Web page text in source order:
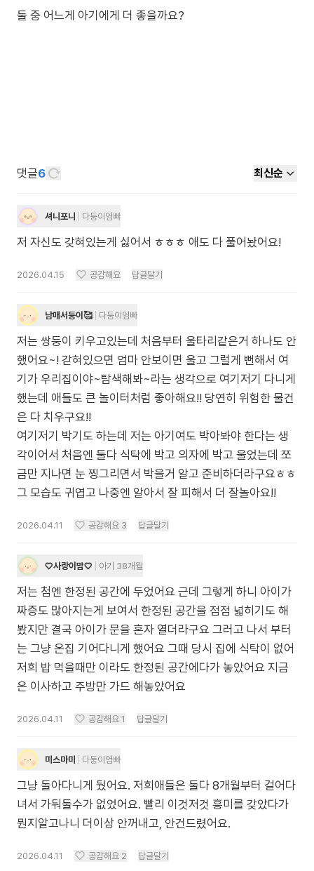
둘 중 어느게 아기에게 더 좋을까요?
댓글6 최신순
셔니포니 다둥이엄빠
저 자신도 갖혀있는게 싫어서 ㅎㅎㅎ 애도 다 풀어놨어요!
2026.04.15 공감해요 답글달기
남매서둥이🥰 다둥이엄빠
저는 쌍둥이 키우고있는데 처음부터 울타리같은거 하나도 안
했어요~! 갇혀있으면 엄마 안보이면 울고 그럴게 뻔해서 여
기가 우리집이야~탐색해봐~라는 생각으로 여기저기 다니게
했는데 애들도 큰 놀이터처럼 좋아해요!! 당연히 위험한 물건
은 다 치우구요!!
여기저기 박기도 하는데 저는 아기여도 박아봐야 한다는 생
각이어서 처음엔 둘다 식탁에 박고 의자에 박고 울었는데 쪼
금만 지나면 눈 찡그리면서 박을거 알고 준비하더라구요ㅎㅎ
그 모습도 귀엽고 나중엔 알아서 잘 피해서 더 잘놀아요!!
2026.04.11 공감해요 3 답글달기
♡사랑이맘♡ 아기 38개월
저는 첨엔 한정된 공간에 두었어요 근데 그렇게 하니 아이가
짜증도 많아지는게 보여서 한정된 공간을 점점 넓히기도 해
봤지만 결국 아이가 문을 혼자 열더라구요 그러고 나서 부터
는 그냥 온집 기어다니게 했어요 그때 당시 집에 식탁이 없어
저희 밥 먹을때만 이라도 한정된 공간에다가 놓았어요 지금
은 이사하고 주방만 가드 해놓았어요
2026.04.11 공감해요 1 답글달기
미스마미 다둥이엄빠
그냥 돌아다니게 뒀어요. 저희애들은 둘다 8개월부터 걸어다
녀서 가둬둘수가 없었어요. 빨리 이것저것 흥미를 갖았다가
뭔지알고나니 더이상 안꺼내고, 안건드렸어요.
2026.04.11 공감해요 2 답글달기